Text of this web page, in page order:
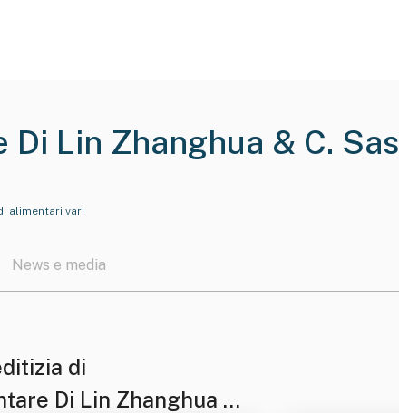
Lin Zhanghua & C. Sas
alimentari vari
News e media
di
Di Lin Zhanghua &